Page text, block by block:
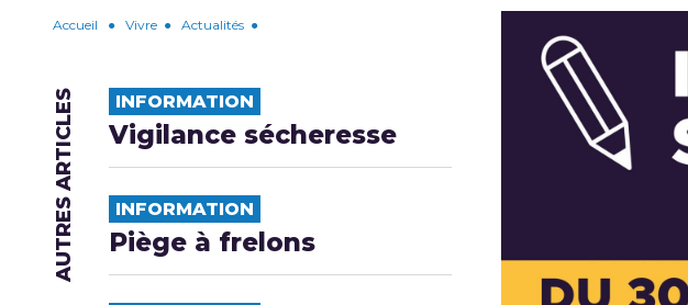
Accueil ● Vivre ● Actualités ●
AUTRES ARTICLES INFORMATION
Vigilance sécheresse
INFORMATION
Piège à frelons